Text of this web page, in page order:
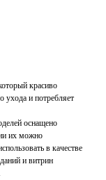
красиво
ухода и потребляет
оснащено
их можно
в качестве
и витрин